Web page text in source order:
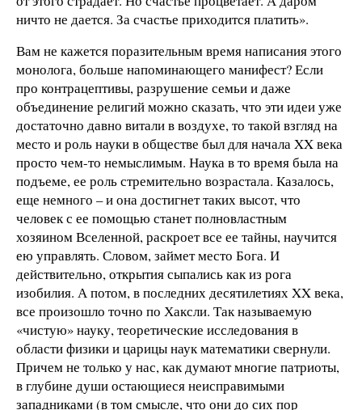
ничто не дается. За счастье приходится платить».
Вам не кажется поразительным время написания этого
монолога, больше напоминающего манифест? Если
про контрацептивы, разрушение семьи и даже
объединение религий можно сказать, что эти идеи уже
достаточно давно витали в воздухе, то такой взгляд на
место и роль науки в обществе был для начала XX века
просто чем-то немыслимым. Наука в то время была на
подъеме, ее роль стремительно возрастала. Казалось,
еще немного – и она достигнет таких высот, что
человек с ее помощью станет полновластным
хозяином Вселенной, раскроет все ее тайны, научится
ею управлять. Словом, займет место Бога. И
действительно, открытия сыпались как из рога
изобилия. А потом, в последних десятилетиях XX века,
все произошло точно по Хаксли. Так называемую
«чистую» науку, теоретические исследования в
области физики и царицы наук математики свернули.
Причем не только у нас, как думают многие патриоты,
в глубине души остающиеся неисправимыми
западниками (в том смысле, что они до сих пор